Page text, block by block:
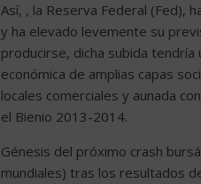
Así, , la Reserva Federal (Fed),
y ha elevado levemente su
producirse, dicha subida
económica de amplias capas
locales comerciales y aunada
el Bienio 2013-2014.
Génesis del próximo crash
mundiales) tras los resultados